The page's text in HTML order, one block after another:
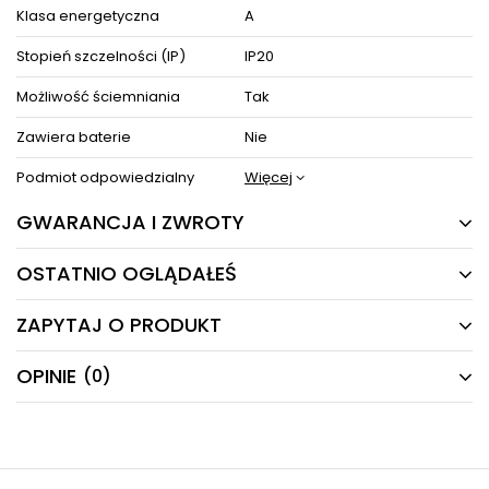
Klasa energetyczna
A
Stopień szczelności (IP)
IP20
Możliwość ściemniania
Tak
Zawiera baterie
Nie
Podmiot odpowiedzialny
Więcej
GWARANCJA I ZWROTY
24 MIESIĄCE
Producent gwarantuje naprawę lub wymianę sprzętu
do 24 miesięcy od daty zakupu. Skontaktuj się ze
sklepem za pośrednictwem formularza reklamacji
aby zamówić kuriera który odbierze sprzęt z Twojego
OSTATNIO OGLĄDAŁEŚ
PRODUKTY Z TEJ SERII
ZAPYTAJ O PRODUKT
Masz pytania odnośnie produktu, oferty lub współpracy z
nami?
E-mail
OPINIE (0)